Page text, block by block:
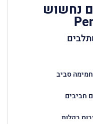
נחשוש
סביב
חביבים
בקלות